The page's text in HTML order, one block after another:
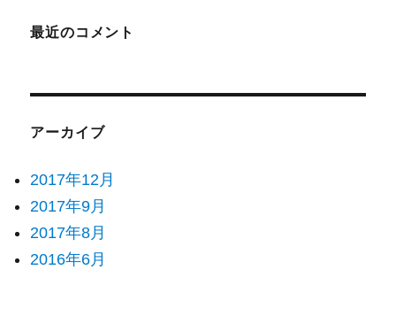
最近のコメント
アーカイブ
2017年12月
2017年9月
2017年8月
2016年6月